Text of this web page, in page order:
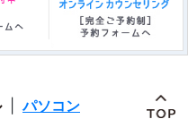
パソコン